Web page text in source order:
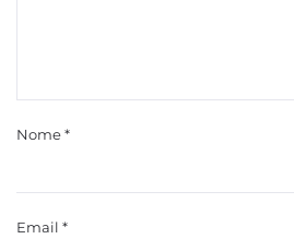
Nome*
Email *